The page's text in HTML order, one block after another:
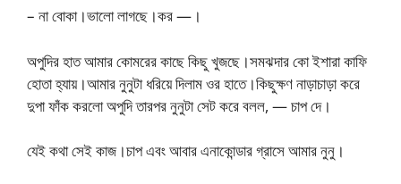
– না বোকা।ভালো লাগছে।কর —।
অপুদির হাত আমার কোমরের কাছে কিছু খুজছে।সমঝদার কো ইশারা কাফি
হোতা হ্যায়।আমার নুনুটা ধরিয়ে দিলাম ওর হাতে।কিছুক্ষণ নাড়াচাড়া করে
দুপা ফাঁক করলো অপুদি তারপর নুনুটা সেট করে বলল, — চাপ দে।
যেই কথা সেই কাজ।চাপ এবং আবার এনাকোন্ডার গ্রাসে আমার নুনু।